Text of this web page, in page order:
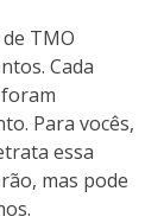
TMO
Cada
Para vocês,
essa
mas pode